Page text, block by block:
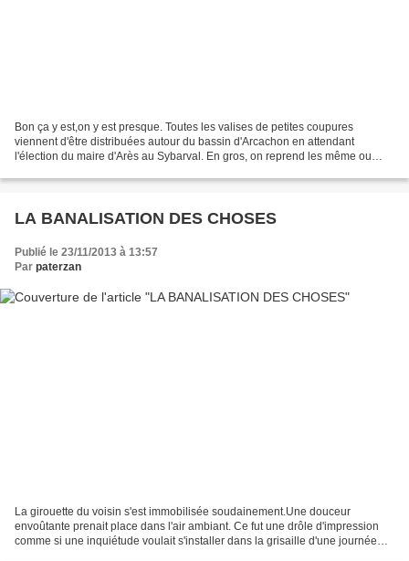
Bon ça y est,on y est presque. Toutes les valises de petites coupures
viennent d'être distribuées autour du bassin d'Arcachon en attendant
l'élection du maire d'Arès au Sybarval. En gros, on reprend les même ou
LA BANALISATION DES CHOSES
Publié le 23/11/2013 à 13:57
Par paterzan
La girouette du voisin s'est immobilisée soudainement.Une douceur
envoûtante prenait place dans l'air ambiant. Ce fut une drôle d'impression
comme si une inquiétude voulait s'installer dans la grisaille d'une journée